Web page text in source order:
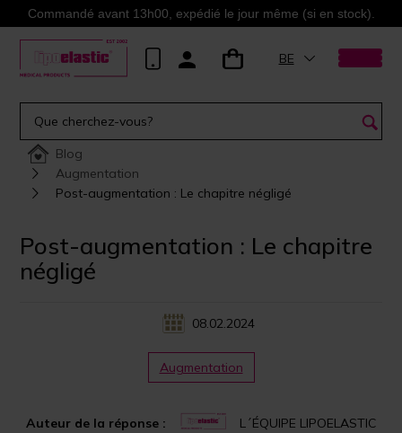
Commandé avant 13h00, expédié le jour même (si en stock).
BE
Blog
Augmentation
Post-augmentation : Le chapitre négligé
Post-augmentation : Le chapitre
négligé
08.02.2024
Auteur de la réponse : L´ÉQUIPE LIPOELASTIC
Augmentation